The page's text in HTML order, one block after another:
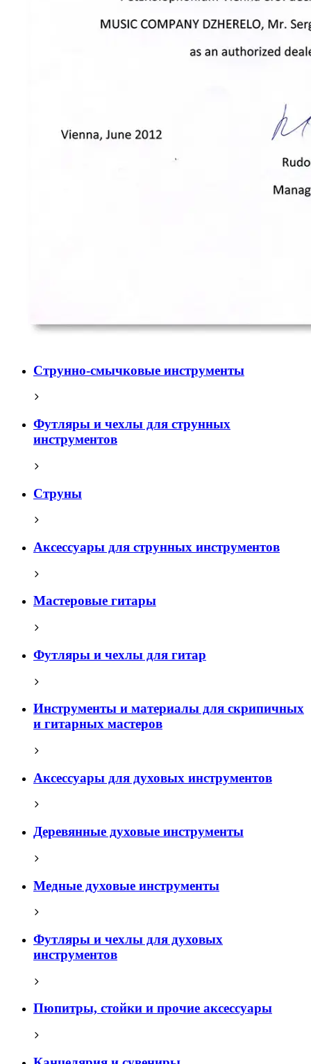
Струнно-смычковые инструменты
Футляры и чехлы для струнных
инструментов
Струны
Аксессуары для струнных инструментов
Мастеровые гитары
Футляры и чехлы для гитар
Инструменты и материалы для скрипичных
и гитарных мастеров
Аксессуары для духовых инструментов
Деревянные духовые инструменты
Медные духовые инструменты
Футляры и чехлы для духовых
инструментов
Пюпитры, стойки и прочие аксессуары